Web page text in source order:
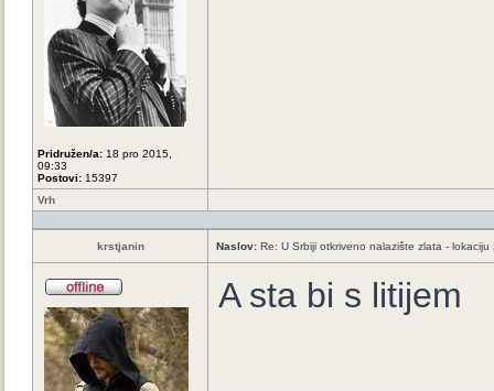
Pridružen/a: 18 pro 2015,
09:33
Postovi: 15397
Vrh
krstjanin Naslov: Re: U Srbiji otkriveno nalazište zlata -
A sta bi s litijem